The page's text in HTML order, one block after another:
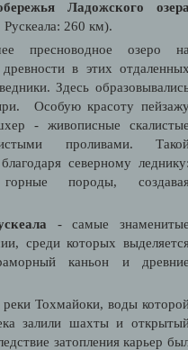
Ладожского
260 км).
пресноводное озеро
в этих
Здесь
Особую красоту
- живописные
проливами.
северному
породы,
- самые
среди которых
каньон и
реки Тохмайоки, воды
залили шахты и
затопления карьер